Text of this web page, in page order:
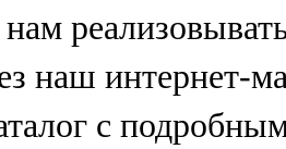
20 МИНИ
КАБЕЛЯ
наш интернет-
с